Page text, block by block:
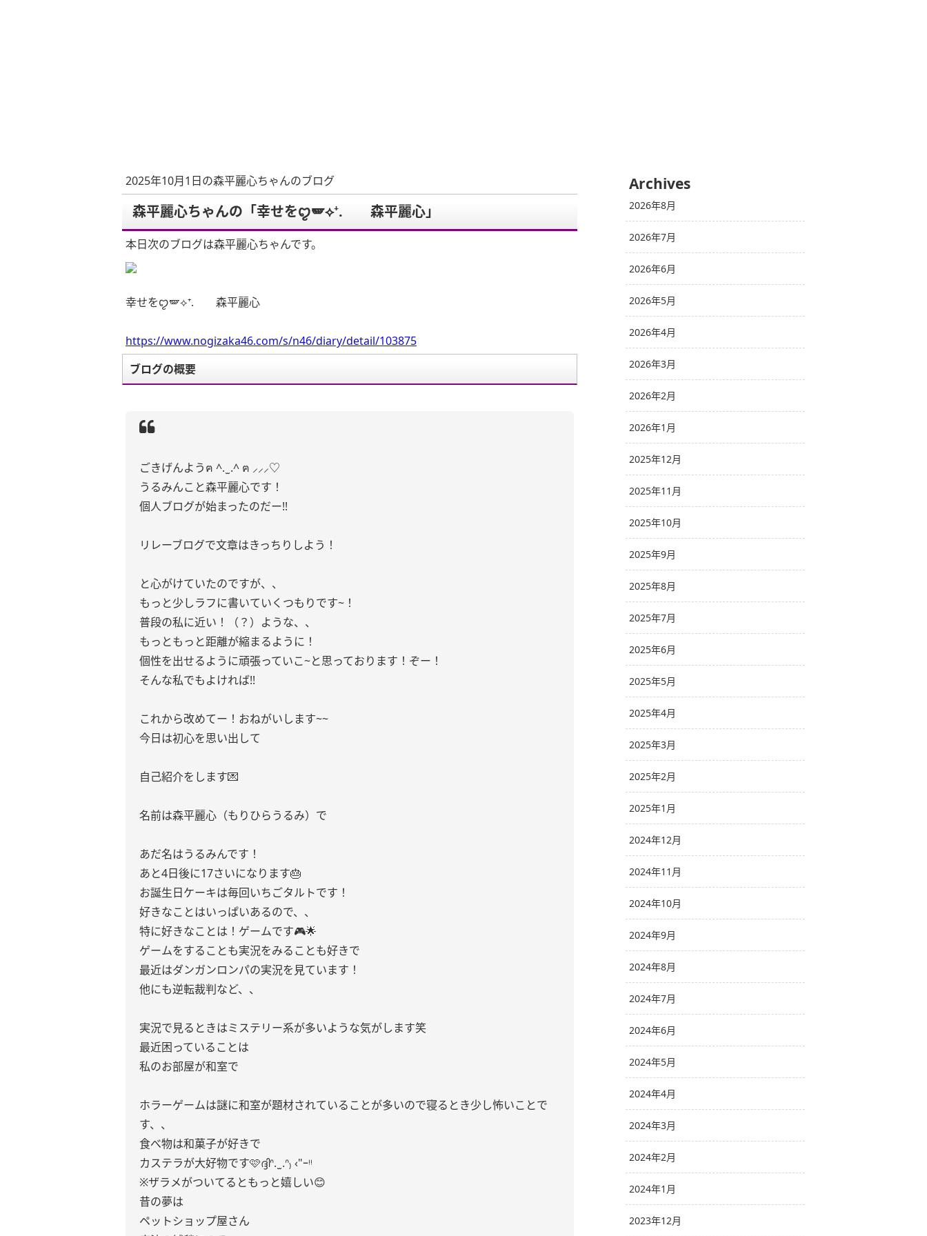
2025年10月1日の森平麗心ちゃんのブログ
森平麗心ちゃんの「幸せをꨄ🪽⟡⁺. 森平麗心」
本日次のブログは森平麗心ちゃんです。
幸せをꨄ🪽⟡⁺. 森平麗心
https://www.nogizaka46.com/s/n46/diary/detail/103875
ブログの概要
ごきげんようฅ ^. ̫ .^ ฅ ⸝⸝⸝♡
うるみんこと森平麗心です！
個人ブログが始まったのだー!!
リレーブログで文章はきっちりしよう！
と心がけていたのですが、、
もっと少しラフに書いていくつもりです~！
普段の私に近い！（？）ような、、
もっともっと距離が縮まるように！
個性を出せるように頑張っていこ~と思っております！ぞー！
そんな私でもよければ!!
これから改めてー！おねがいします~~
今日は初心を思い出して
自己紹介をします💌
名前は森平麗心（もりひらうるみ）で
あだ名はうるみんです！
あと4日後に17さいになります🎂
お誕生日ケーキは毎回いちごタルトです！
好きなことはいっぱいあるので、、
特に好きなことは！ゲームです🎮️🌟
ゲームをすることも実況をみることも好きで
最近はダンガンロンパの実況を見ています！
他にも逆転裁判など、、
実況で見るときはミステリー系が多いような気がします笑
最近困っていることは
私のお部屋が和室で
ホラーゲームは謎に和室が題材されていることが多いので寝るとき少し怖いことで
す、、
食べ物は和菓子が好きで
カステラが大好物です🩷ദ്ദിᐢ. ̫ .ᐢ₎ ‹"ｰᵎᵎ
※ザラメがついてるともっと嬉しい😊
昔の夢は
ペットショップ屋さん
Archives
2026年8月
2026年7月
2026年6月
2026年5月
2026年4月
2026年3月
2026年2月
2026年1月
2025年12月
2025年11月
2025年10月
2025年9月
2025年8月
2025年7月
2025年6月
2025年5月
2025年4月
2025年3月
2025年2月
2025年1月
2024年12月
2024年11月
2024年10月
2024年9月
2024年8月
2024年7月
2024年6月
2024年5月
2024年4月
2024年3月
2024年2月
2024年1月
2023年12月